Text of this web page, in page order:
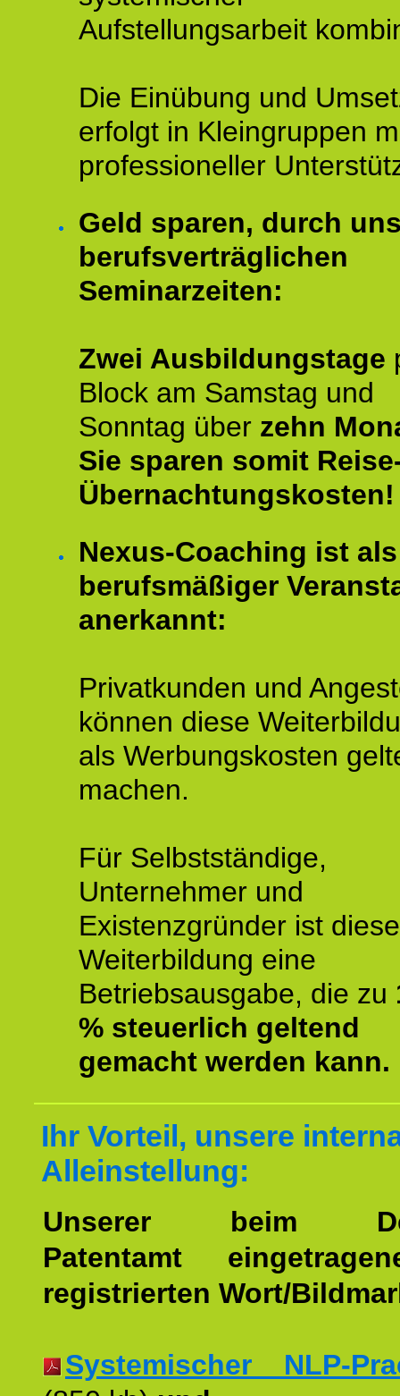
Aufstellungsarbeit
Die Einübung und
erfolgt in Kleingruppen
professioneller
Geld sparen, durch
berufsverträglichen
Seminarzeiten:
Zwei Ausbildungstage
Block am Samstag und
Sonntag über zehn
Sie sparen somit
Übernachtungskosten!
Nexus-Coaching ist als
berufsmäßiger
anerkannt:
Privatkunden und
können diese
als Werbungskosten
machen.
Für Selbstständige,
Unternehmer und
Existenzgründer ist diese
Weiterbildung eine
Betriebsausgabe, die zu
% steuerlich geltend
gemacht werden kann.
Ihr Vorteil, unsere
Alleinstellung:
Unserer beim
Patentamt
registrierten Wort/
Systemischer NLP-